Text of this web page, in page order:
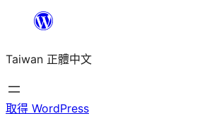
主
要
內
Taiwan 正體中文
取得 WordPress